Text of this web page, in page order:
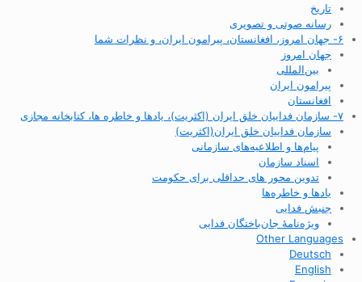
تاریخ
رسانه صوتی و تصویری
۶- جهان امروز، افغانستان، پیرامون ایران، و نظرات شما
جهان امروز
بین‌المللی
پیرامون ایران
افغانستان
۷- سازمان فداییان خلق ایران (اکثریت)، یادها و خاطره ها، کتابخانه مجازی
سازمان فداییان خلق ایران(اکثریت)
پیام‌ها و اطلاعیه‌های سازمانی
اسناد سازمان
تدوین محور های حداقلی برای حکومت
یادها و خاطره‌ها
جنبش فدایی
ویژه‌نامهٔ جان‌باختگان فدایی
Other Languages
Deutsch
English